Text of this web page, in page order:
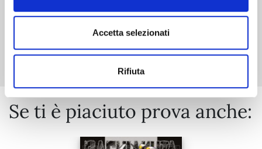
Accetta selezionati
Rifiuta
Mostra tutto
Se ti è piaciuto prova anche: